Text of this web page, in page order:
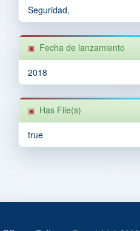
Seguridad,
Fecha de lanzamiento
2018
Has File(s)
true